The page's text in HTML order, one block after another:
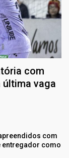
com
última vaga
com
entregador como